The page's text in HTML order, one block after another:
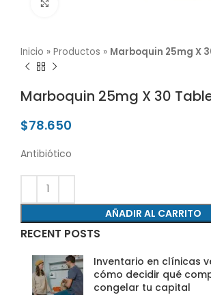
Inicio » Productos » Marboquin 25mg X
Marboquin 25mg X 30
$78.650
Antibiótico
AÑADIR AL CARRITO
RECENT POSTS
Inventario en clínicas
cómo decidir qué
congelar tu capital